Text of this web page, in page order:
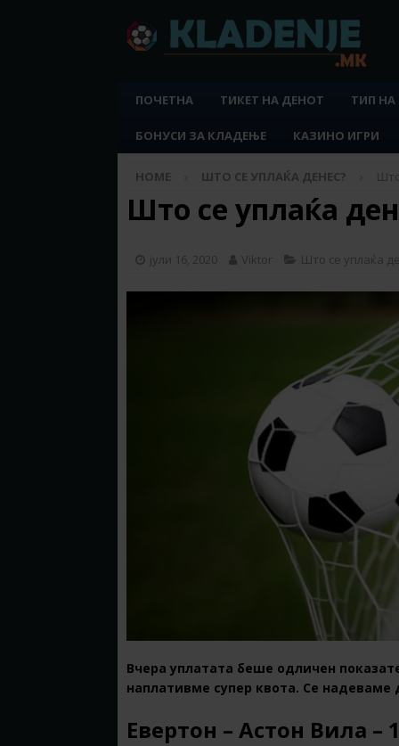
ПОЧЕТНА ТИКЕТ НА ДЕНОТ ТИП
БОНУСИ ЗА КЛАДЕЊЕ КАЗИНО ИГРИ
HOME ШТО СЕ УПЛАЌА ДЕНЕС?
Што се уплаќа
јули 16, 2020 Viktor Што се уплаќа
Вчера уплатата беше одличен
наплативме супер квота. Се надеваме
Евертон – Астон Вила –